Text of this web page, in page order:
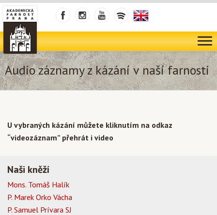
Audio záznamy z kázání v naší farnosti
U vybraných kázání můžete kliknutím na odkaz
“videozáznam” přehrát i video
Naši kněží
Mons. Tomáš Halík
P. Marek Orko Vácha
P. Samuel Prívara SJ